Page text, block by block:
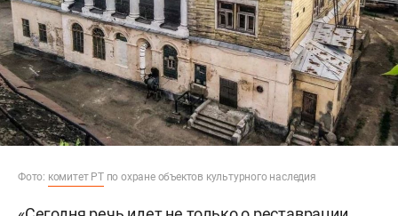
Фото: комитет РТпо охране объектов культурного наследия